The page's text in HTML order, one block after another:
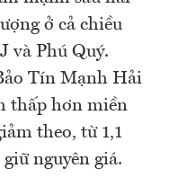
ở cả chiều
và Phú Quý.
Tín Mạnh Hải
thấp hơn miền
theo, từ 1,1
nguyên giá.